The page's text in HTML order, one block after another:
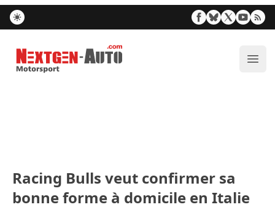
Nextgen-Auto.com
Racing Bulls veut confirmer sa
bonne forme à domicile en Italie